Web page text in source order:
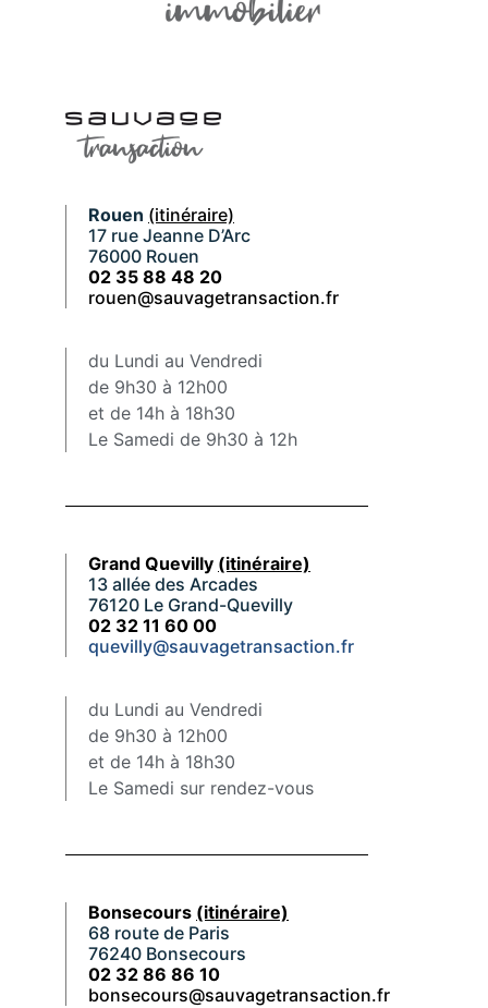
Rouen (itinéraire)
17 rue Jeanne D’Arc
76000 Rouen
02 35 88 48 20
rouen@sauvagetransaction.fr
du Lundi au Vendredi
de 9h30 à 12h00
et de 14h à 18h30
Le Samedi de 9h30 à 12h
Grand Quevilly (itinéraire)
13 allée des Arcades
76120 Le Grand-Quevilly
02 32 11 60 00
quevilly@sauvagetransaction.fr
du Lundi au Vendredi
de 9h30 à 12h00
et de 14h à 18h30
Le Samedi sur rendez-vous
Bonsecours (itinéraire)
68 route de Paris
76240 Bonsecours
02 32 86 86 10
bonsecours@sauvagetransaction.fr